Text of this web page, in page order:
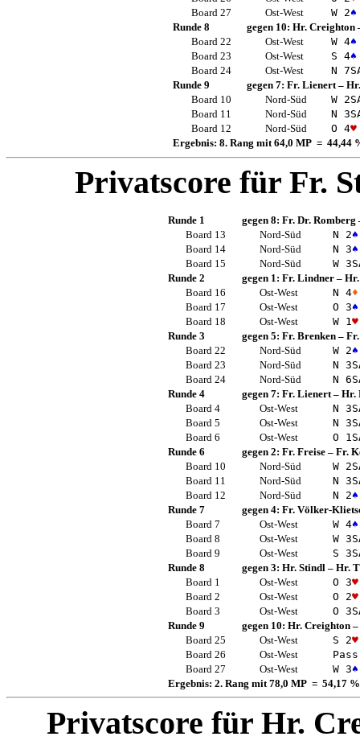
Board 27
Ost-West W 2♠
Runde 8
gegen 10: Hr. Creighton
Board 22
Ost-West W 4♠
Board 23
Ost-West S 4♠
Board 24
Ost-West N 7
Runde 9
gegen 7: Fr. Lienert–
Board 10
Nord-Süd W 2
Board 11
Nord-Süd N 3
Board 12
Nord-Süd O 4♥
Ergebnis: 8. Rang mit 64,0 MP = 44,44
Privatscore für Fr.
Runde 1 gegen 8: Fr. Dr. Romberg
Board 13
Nord-Süd N 2♠
Board 14
Nord-Süd N 3♠
Board 15
Nord-Süd W 3
Runde 2
gegen 1: Fr. Lindner–
Board 16
Ost-West N 4♦
Board 17
Ost-West O 3♠
Board 18
Ost-West W 1 ♥
Runde 3
gegen 5: Fr. Brenken–
Board 22
Nord-Süd W 2♠
Board 23
Nord-Süd N 3
Board 24
Nord-Süd N 6
Runde 4
gegen 7: Fr. Lienert– Hr.
Board 4
Ost-West N 3
Board 5
Ost-West N 3
Board 6
Ost-West O 1
Runde 6
gegen 2: Fr. Freise– Fr.
Board 10
Nord-Süd W 2
Board 11
Nord-Süd N 3
Board 12
Nord-Süd N 2♠
Runde 7
gegen 4: Fr. Völker-
Board 7
Ost-West W 4♠
Board 8
Ost-West W 3
Board 9
Ost-West S 3
Runde 8
gegen 3: Hr. Stindl – Hr.
Board 1
Ost-West O 3♥
Board 2
Ost-West O 2♥
Board 3
Ost-West O 3
Runde 9
gegen 10: Hr. Creighton–
Board 25
Ost-West S 2♥
Board 26
Ost-West
Pass
Board 27
Ost-West W 3♠
Ergebnis: 2. Rang mit 78,0 MP = 54,17 %
Privatscore für Hr.